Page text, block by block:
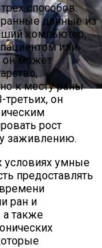
Туризма
Весом 7.46
способов:
данные из
компьютер,
или
он может
к месту раны
он
рост
заживлению.
условиях умные
предоставлять
ран и
а также